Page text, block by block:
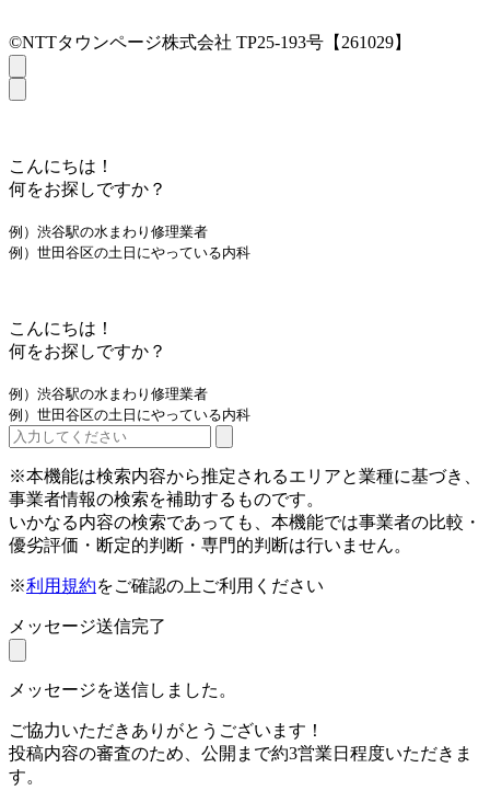
©NTTタウンページ株式会社 TP25-193号【261029】
こんにちは！
何をお探しですか？
例）渋谷駅の水まわり修理業者
例）世田谷区の土日にやっている内科
こんにちは！
何をお探しですか？
例）渋谷駅の水まわり修理業者
例）世田谷区の土日にやっている内科
※本機能は検索内容から推定されるエリアと業種に基づき、
事業者情報の検索を補助するものです。
いかなる内容の検索であっても、本機能では事業者の比較・
優劣評価・断定的判断・専門的判断は行いません。
※利用規約をご確認の上ご利用ください
メッセージ送信完了
メッセージを送信しました。
ご協力いただきありがとうございます！
投稿内容の審査のため、公開まで約3営業日程度いただきま
す。